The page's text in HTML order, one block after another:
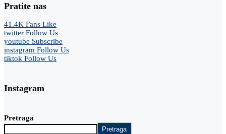
Pratite nas
41.4K Fans Like
twitter Follow Us
youtube Subscribe
instagram Follow Us
tiktok Follow Us
Instagram
Pretraga
Pretraga